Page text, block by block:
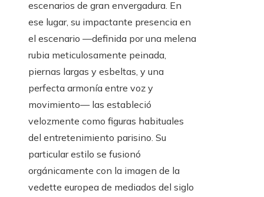
escenarios de gran envergadura. En
ese lugar, su impactante presencia en
el escenario —definida por una melena
rubia meticulosamente peinada,
piernas largas y esbeltas, y una
perfecta armonía entre voz y
movimiento— las estableció
velozmente como figuras habituales
del entretenimiento parisino. Su
particular estilo se fusionó
orgánicamente con la imagen de la
vedette europea de mediados del siglo